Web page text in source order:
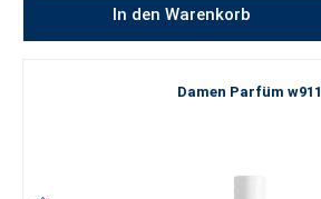
In den Warenkorb
Damen Parfüm w911